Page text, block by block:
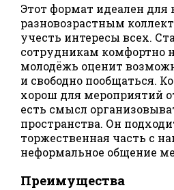
Этот формат идеален для
разновозрастным
учесть интересы всех.
сотрудникам комфортно
молодёжь оценит
и свободно пообщаться.
хорош для мероприятий
есть смысл
пространства. Он
торжественная часть с
неформальное общение
Преимущества